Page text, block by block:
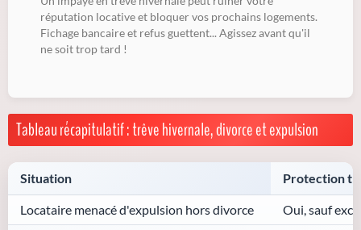
réputation locative et bloquer vos prochains logements.
Fichage bancaire et refus guettent... Agissez avant qu'il
ne soit trop tard !
Tableau récapitulatif : trêve hivernale, divorce et expulsion
Situation Protection
Locataire menacé d'expulsion hors divorce
Oui, sauf